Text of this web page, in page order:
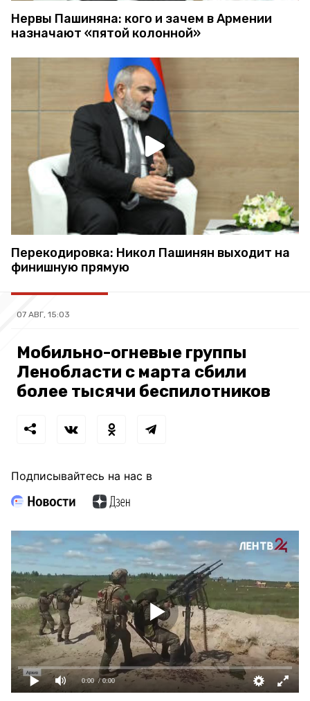
Нервы Пашиняна: кого и зачем в Армении
назначают «пятой колонной»
Перекодировка: Никол Пашинян выходит на
финишную прямую
07 АВГ, 15:03
Мобильно-огневые группы
Ленобласти с марта сбили
более тысячи беспилотников
Подписывайтесь на нас в
0:00 / 0:00